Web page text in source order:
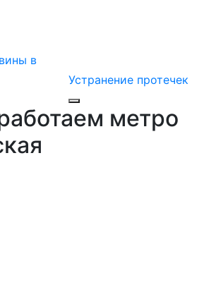
в
Устранение протечек
метро